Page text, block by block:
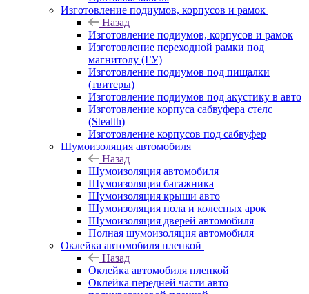
Изготовление подиумов, корпусов и рамок
Назад
Изготовление подиумов, корпусов и рамок
Изготовление переходной рамки под
магнитолу (ГУ)
Изготовление подиумов под пищалки
(твитеры)
Изготовление подиумов под акустику в авто
Изготовление корпуса сабвуфера стелс
(Stealth)
Изготовление корпусов под сабвуфер
Шумоизоляция автомобиля
Назад
Шумоизоляция автомобиля
Шумоизоляция багажника
Шумоизоляция крыши авто
Шумоизоляция пола и колесных арок
Шумоизоляция дверей автомобиля
Полная шумоизоляция автомобиля
Оклейка автомобиля пленкой
Назад
Оклейка автомобиля пленкой
Оклейка передней части авто